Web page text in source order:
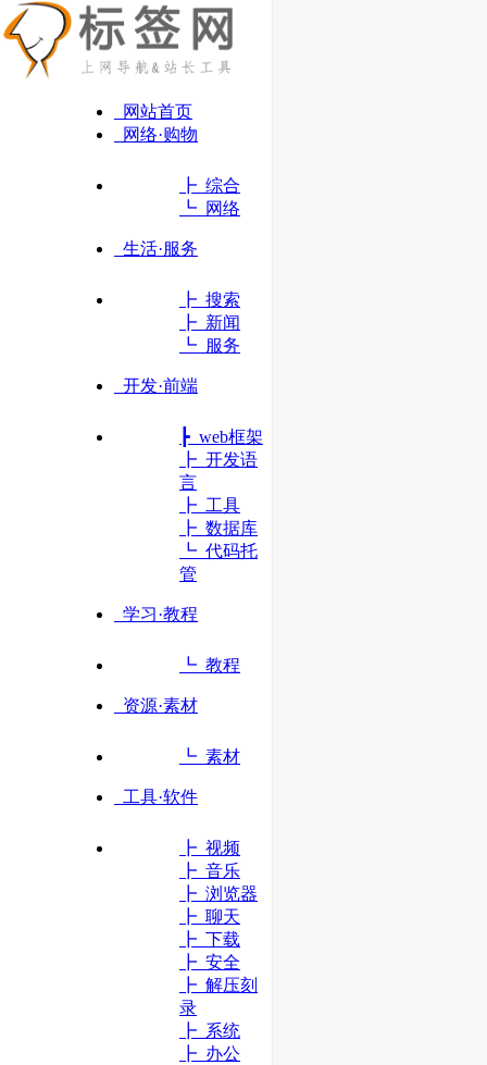
网站首页
网络·购物
┣ 综合
┗ 网络
生活·服务
┣ 搜索
┣ 新闻
┗ 服务
开发·前端
┣ web框架
┣ 开发语
言
┣ 工具
┣ 数据库
┗ 代码托
管
学习·教程
┗ 教程
资源·素材
┗ 素材
工具·软件
┣ 视频
┣ 音乐
┣ 浏览器
┣ 聊天
┣ 下载
┣ 安全
┣ 解压刻
录
┣ 系统
┣ 办公
Bootstrap
让web开发更迅速、简单